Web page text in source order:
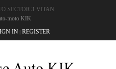
SECTOR 3-VITAN
moto KIK
IN | REGISTER